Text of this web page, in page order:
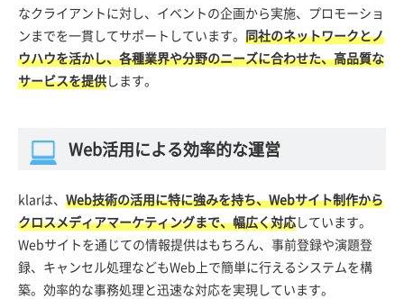
なクライアントに対し、イベントの企画から実施、プロモーショ
ンまでを一貫してサポートしています。 同社のネットワークとノ
ウハウを活かし、各種業界や分野のニーズに合わせた、高品質な
サービスを提供します。
Web活用による効率的な運営
klarは、 Web技術の活用に特に強みを持ち、Webサイト制作から
クロスメディアマーケティングまで、幅広く対応しています。
Webサイトを通じての情報提供はもちろん、事前登録や演題登
録、キャンセル処理などもWeb上で簡単に行えるシステムを構
築。効率的な事務処理と迅速な対応を実現しています。